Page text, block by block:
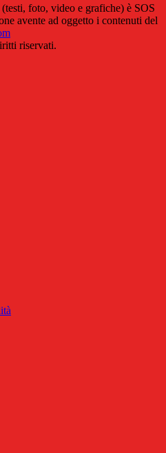
foto, video e grafiche) è SOS
avente ad oggetto i contenuti del
riservati.